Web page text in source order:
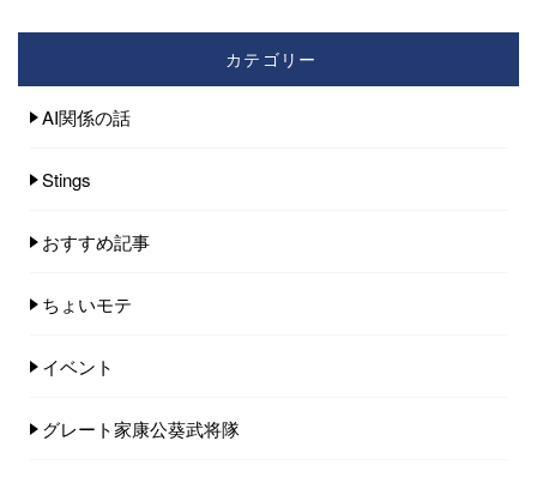
カテゴリー
AI関係の話
Stings
おすすめ記事
ちょいモテ
イベント
グレート家康公葵武将隊